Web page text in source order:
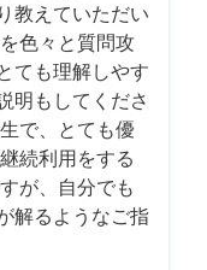
教えていただい
色々と質問攻
ても理解しやす
明もしてくださ
で、とても優
続利用をする
が、自分でも
解るようなご指